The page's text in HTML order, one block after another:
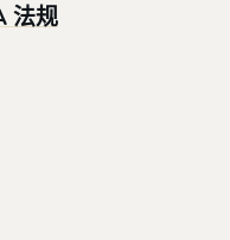
法规